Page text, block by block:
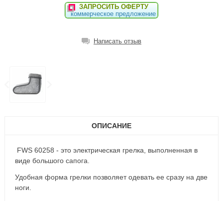
ЗАПРОСИТЬ ОФЕРТУ
коммерческое предложение
Написать отзыв
ОПИСАНИЕ
FWS 60258 - это электрическая грелка, выполненная в
виде большого сапога.
Удобная форма грелки позволяет одевать ее сразу на две
ноги.